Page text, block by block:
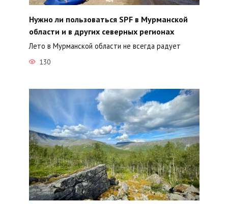
Нужно ли пользоваться SPF в Мурманской
области и в других северных регионах
Лето в Мурманской области не всегда радует
130